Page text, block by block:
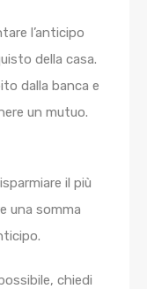
l’anticipo
della casa.
dalla banca e
un mutuo.
il più
una somma
chiedi